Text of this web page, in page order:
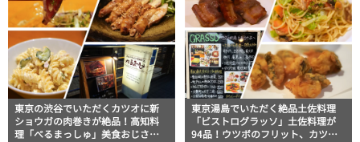
東京の渋谷でいただくカツオに新
ショウガの肉巻きが絶品！高知料
理「べるまっしゅ」美食おじさん
東京湯島でいただく絶品土佐料理
「ビストログラッソ」土佐料理が
94品！ウツボのフリット、カツオ